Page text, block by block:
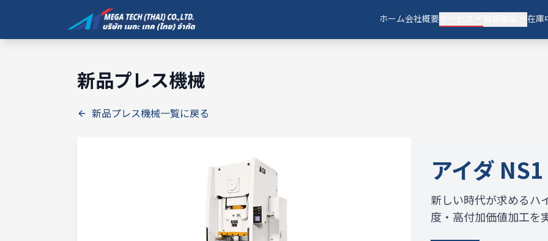
ホーム会社概要 在庫
新品プレス機械
新品プレス機械一覧に戻る
アイダ NS1
新しい時代が求めるハ
度・高付加価値加工を